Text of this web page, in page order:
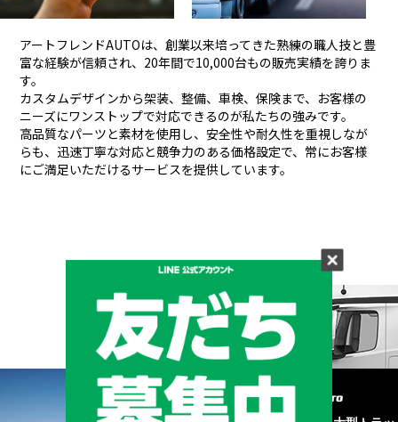
アートフレンドAUTOは、創業以来培ってきた熟練の職人技と豊
富な経験が信頼され、 20年間で10,000台もの販売実績を誇りま
す。
カスタムデザインから架装、整備、車検、保険まで、お客様の
ニーズにワンストップで対応できるのが私たちの強みです。
高品質なパーツと素材を使用し、安全性や耐久性を重視しなが
らも、 迅速丁寧な対応と競争力のある価格設定で、常にお客様
にご満足いただけるサービスを提供しています。
メーカーと形状から探す
BRAND & TYPE